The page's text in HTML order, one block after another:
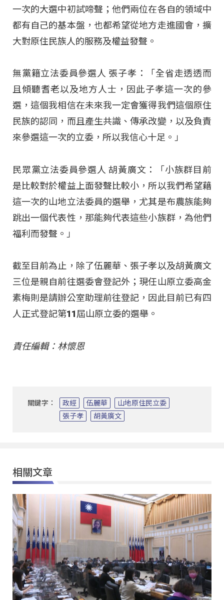
一次的大選中初試啼聲；他們兩位在各自的領域中
都有自己的基本盤，也都希望從地方走進國會，擴
大對原住民族人的服務及權益發聲。
無黨籍立法委員參選人 張子孝：「全省走透透而
且傾聽耆老以及地方人士，因此子孝這一次的參
選，這個我相信在未來我一定會獲得我們這個原住
民族的認同，而且產生共識、傳承改變，以及負責
來參選這一次的立委，所以我信心十足。」
民眾黨立法委員參選人 胡黃廣文：「小族群目前
是比較對於權益上面發聲比較小，所以我們希望藉
這一次的山地立法委員的選舉，尤其是布農族能夠
跳出一個代表性，那能夠代表這些小族群，為他們
福利而發聲。」
截至目前為止，除了伍麗華、張子孝以及胡黃廣文
三位是親自前往選委會登記外；現任山原立委高金
素梅則是請辦公室助理前往登記，因此目前已有四
人正式登記第11屆山原立委的選舉。
責任編輯：林懷恩
關鍵字： 政經 伍麗華
山地原住民立委
張子孝
胡黃廣文
相關文章